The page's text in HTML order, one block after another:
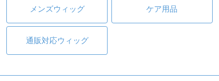
メンズウィッグ ケア用品
通販対応ウィッグ